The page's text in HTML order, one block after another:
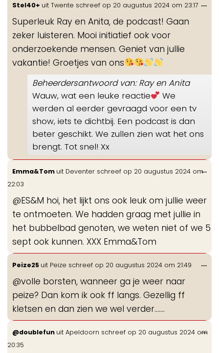
Stel40+ uit Twente schreef op 20 augustus 2024 om 23:17
Superleuk Ray en Anita, de podcast! Gaan
zeker luisteren. Mooi initiatief ook voor
onderzoekende mensen. Geniet van jullie
vakantie! Groetjes van ons
Beheerdersantwoord van: Ray en Anita
Wauw, wat een leuke reactie
We
werden al eerder gevraagd voor een tv
show, iets te dichtbij. Een podcast is dan
beter geschikt. We zullen zien wat het ons
brengt. Tot snel! Xx
...
Emma&Tom uit Deventer schreef op 20 augustus 2024 om
22:03
@ES&M hoi, het lijkt ons ook leuk om jullie weer
te ontmoeten. We hadden graag met jullie in
het bubbelbad genoten, we weten niet of we 5
sept ook kunnen. XXX Emma&Tom
...
Peize25 uit Peize schreef op 20 augustus 2024 om 21:49
@volle borsten, wanneer ga je weer naar
peize? Dan kom ik ook ff langs. Gezellig ff
kletsen en dan zien we wel verder…….
...
@doublefun uit Apeldoorn schreef op 20 augustus 2024 om
20:35
...